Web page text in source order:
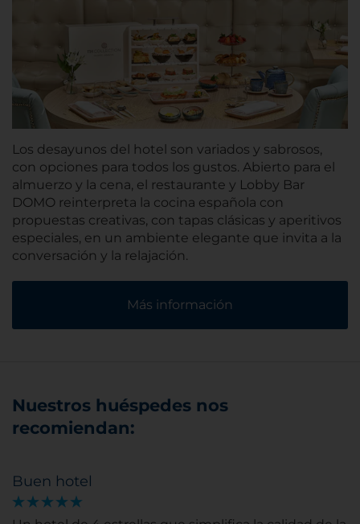
Los desayunos del hotel son variados y sabrosos,
con opciones para todos los gustos. Abierto para el
almuerzo y la cena, el restaurante y Lobby Bar
DOMO reinterpreta la cocina española con
propuestas creativas, con tapas clásicas y aperitivos
especiales, en un ambiente elegante que invita a la
conversación y la relajación.
Más información
Nuestros huéspedes nos
recomiendan:
Buen hotel